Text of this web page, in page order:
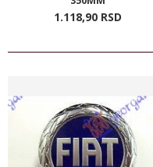
1.118,90 RSD